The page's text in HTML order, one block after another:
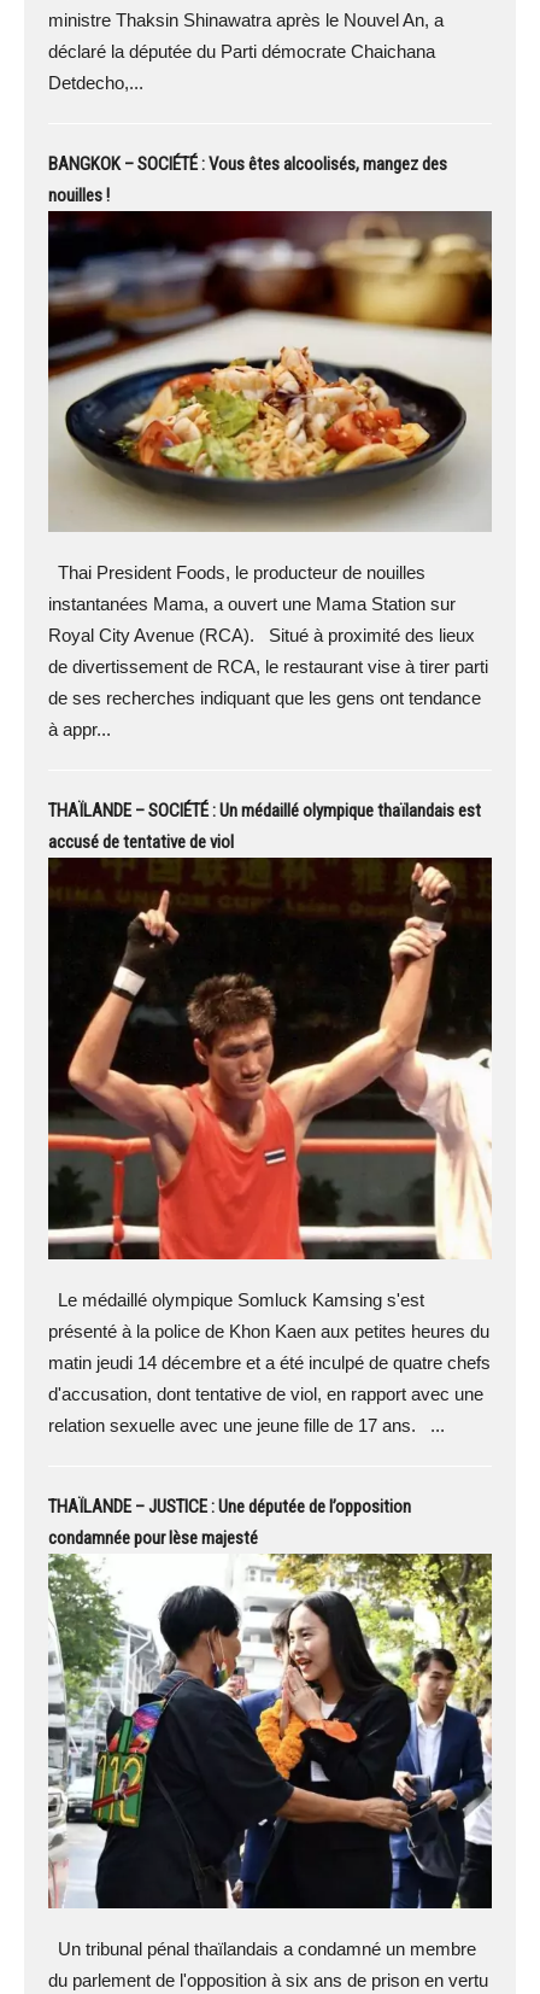
ministre Thaksin Shinawatra après le Nouvel An, a
déclaré la députée du Parti démocrate Chaichana
Detdecho,...
BANGKOK – SOCIÉTÉ : Vous êtes alcoolisés, mangez des
nouilles !
Thai President Foods, le producteur de nouilles
instantanées Mama, a ouvert une Mama Station sur
Royal City Avenue (RCA). Situé à proximité des lieux
de divertissement de RCA, le restaurant vise à tirer parti
de ses recherches indiquant que les gens ont tendance
à appr...
THAÏLANDE – SOCIÉTÉ : Un médaillé olympique thaïlandais est
accusé de tentative de viol
Le médaillé olympique Somluck Kamsing s'est
présenté à la police de Khon Kaen aux petites heures du
matin jeudi 14 décembre et a été inculpé de quatre chefs
d'accusation, dont tentative de viol, en rapport avec une
relation sexuelle avec une jeune fille de 17 ans. ...
THAÏLANDE – JUSTICE : Une députée de l’opposition
condamnée pour lèse majesté
Un tribunal pénal thaïlandais a condamné un membre
du parlement de l'opposition à six ans de prison en vertu